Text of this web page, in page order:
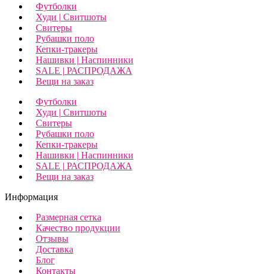
Футболки
Худи | Свитшоты
Свитеры
Рубашки поло
Кепки-тракеры
Нашивки | Наспинники
SALE | РАСПРОДАЖА
Вещи на заказ
Футболки
Худи | Свитшоты
Свитеры
Рубашки поло
Кепки-тракеры
Нашивки | Наспинники
SALE | РАСПРОДАЖА
Вещи на заказ
Информация
Размерная сетка
Качество продукции
Отзывы
Доставка
Блог
Контакты